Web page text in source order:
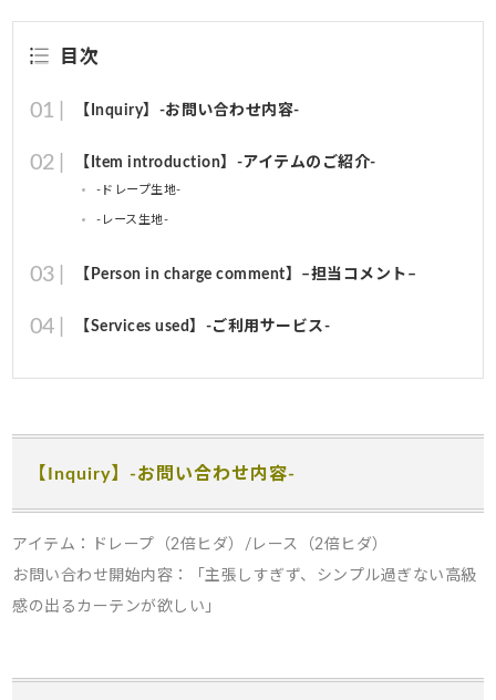
目次
【Inquiry】-お問い合わせ内容-
【Item introduction】-アイテムのご紹介-
-ドレープ生地-
-レース生地-
【Person in charge comment】–担当コメント–
【Services used】-ご利用サービス-
【Inquiry】-お問い合わせ内容-
アイテム：ドレープ（2倍ヒダ）/レース（2倍ヒダ）
お問い合わせ開始内容：「主張しすぎず、シンプル過ぎない高級
感の出るカーテンが欲しい」